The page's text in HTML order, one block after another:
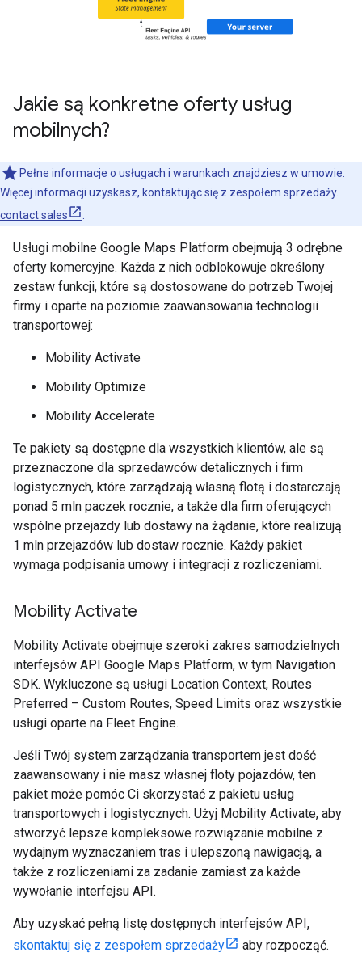
Jakie są konkretne oferty usług
mobilnych?
Pełne informacje o usługach i warunkach znajdziesz w umowie.
Więcej informacji uzyskasz, kontaktując się z zespołem sprzedaży.
contact sales
Usługi mobilne Google Maps Platform obejmują 3 odrębne
oferty komercyjne. Każda z nich odblokowuje określony
zestaw funkcji, które są dostosowane do potrzeb Twojej
firmy i oparte na poziomie zaawansowania technologii
transportowej:
Mobility Activate
Mobility Optimize
Mobility Accelerate
Te pakiety są dostępne dla wszystkich klientów, ale są
przeznaczone dla sprzedawców detalicznych i firm
logistycznych, które zarządzają własną flotą i dostarczają
ponad 5 mln paczek rocznie, a także dla firm oferujących
wspólne przejazdy lub dostawy na żądanie, które realizują
1 mln przejazdów lub dostaw rocznie. Każdy pakiet
wymaga podpisania umowy i integracji z rozliczeniami.
Mobility Activate
Mobility Activate obejmuje szeroki zakres samodzielnych
interfejsów API Google Maps Platform, w tym Navigation
SDK. Wykluczone są usługi Location Context, Routes
Preferred – Custom Routes, Speed Limits oraz wszystkie
usługi oparte na Fleet Engine.
Jeśli Twój system zarządzania transportem jest dość
zaawansowany i nie masz własnej floty pojazdów, ten
pakiet może pomóc Ci skorzystać z pakietu usług
transportowych i logistycznych. Użyj Mobility Activate, aby
stworzyć lepsze kompleksowe rozwiązanie mobilne z
wydajnym wyznaczaniem tras i ulepszoną nawigacją, a
także z rozliczeniami za zadanie zamiast za każde
wywołanie interfejsu API.
Aby uzyskać pełną listę dostępnych interfejsów API,
skontaktuj się z zespołem sprzedaży
aby rozpocząć.